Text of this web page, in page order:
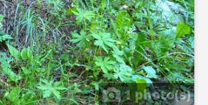
1 photo(s)